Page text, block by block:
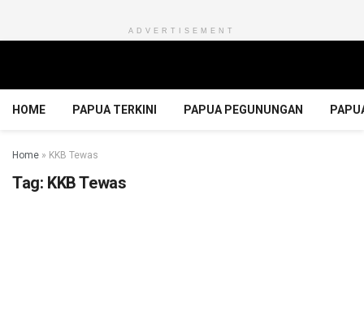
ADVERTISEMENT
HOME PAPUA TERKINI PAPUA PEGUNUNGAN
Home » KKB Tewas
Tag: KKB Tewas